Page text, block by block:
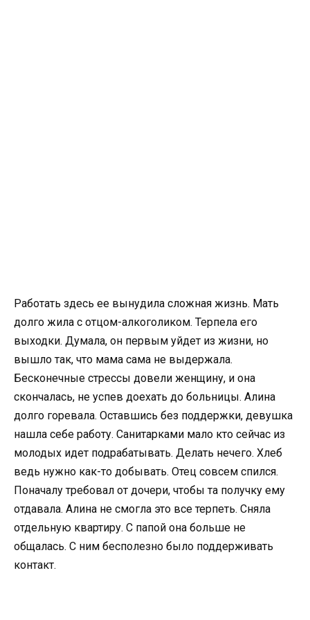
Работать здесь ее вынудила сложная жизнь. Мать
долго жила с отцом-алкоголиком. Терпела его
выходки. Думала, он первым уйдет из жизни, но
вышло так, что мама сама не выдержала.
Бесконечные стрессы довели женщину, и она
скончалась, не успев доехать до больницы. Алина
долго горевала. Оставшись без поддержки, девушка
нашла себе работу. Санитарками мало кто сейчас из
молодых идет подрабатывать. Делать нечего. Хлеб
ведь нужно как-то добывать. Отец совсем спился.
Поначалу требовал от дочери, чтобы та получку ему
отдавала. Алина не смогла это все терпеть. Сняла
отдельную квартиру. С папой она больше не
общалась. С ним бесполезно было поддерживать
контакт.